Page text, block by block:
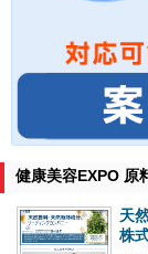
健康美容EXPO 原
天
株